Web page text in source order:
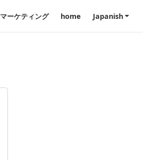
マーケティング home Japanish